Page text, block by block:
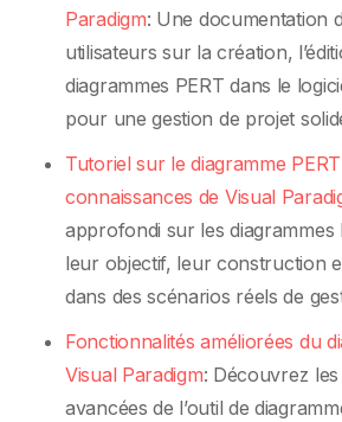
Paradigm: Une documentation
utilisateurs sur la création,
diagrammes PERT dans le
pour une gestion de projet
Tutoriel sur le diagramme
connaissances de Visual
approfondi sur les diagrammes
leur objectif, leur construction
dans des scénarios réels de
Fonctionnalités améliorées du
Visual Paradigm: Découvrez
avancées de l’outil de